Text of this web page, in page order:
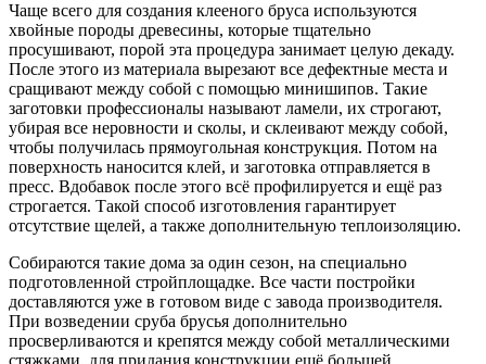
Чаще всего для создания клееного бруса используются
хвойные породы древесины, которые тщательно
просушивают, порой эта процедура занимает целую декаду.
После этого из материала вырезают все дефектные места и
сращивают между собой с помощью минишипов. Такие
заготовки профессионалы называют ламели, их строгают,
убирая все неровности и сколы, и склеивают между собой,
чтобы получилась прямоугольная конструкция. Потом на
поверхность наносится клей, и заготовка отправляется в
пресс. Вдобавок после этого всё профилируется и ещё раз
строгается. Такой способ изготовления гарантирует
отсутствие щелей, а также дополнительную теплоизоляцию.
Собираются такие дома за один сезон, на специально
подготовленной стройплощадке. Все части постройки
доставляются уже в готовом виде с завода производителя.
При возведении сруба брусья дополнительно
просверливаются и крепятся между собой металлическими